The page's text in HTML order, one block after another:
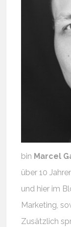
bin Marcel
über 10
und hier im
Marketing,
Zusätzlich